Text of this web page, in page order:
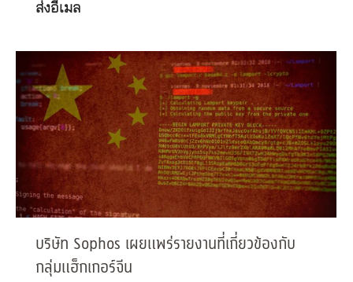
ส่งอีเมล
บริษัท Sophos เผยแพร่รายงานที่เกี่ยวข้องกับ
กลุ่มแฮ็กเกอร์จีน